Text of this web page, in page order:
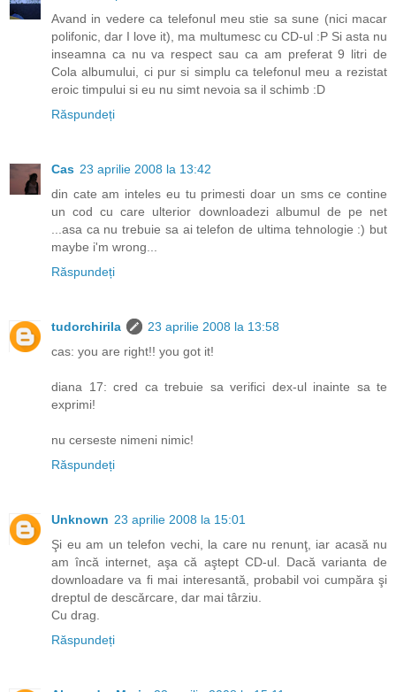
Avand in vedere ca telefonul meu stie sa sune (nici macar
polifonic, dar I love it), ma multumesc cu CD-ul :P Si asta nu
inseamna ca nu va respect sau ca am preferat 9 litri de
Cola albumului, ci pur si simplu ca telefonul meu a rezistat
eroic timpului si eu nu simt nevoia sa il schimb :D
Răspundeți
Cas 23 aprilie 2008 la 13:42
din cate am inteles eu tu primesti doar un sms ce contine
un cod cu care ulterior downloadezi albumul de pe net
...asa ca nu trebuie sa ai telefon de ultima tehnologie :) but
maybe i'm wrong...
Răspundeți
tudorchirila
23 aprilie 2008 la 13:58
cas: you are right!! you got it!
diana 17: cred ca trebuie sa verifici dex-ul inainte sa te
exprimi!
nu cerseste nimeni nimic!
Răspundeți
Unknown 23 aprilie 2008 la 15:01
Şi eu am un telefon vechi, la care nu renunţ, iar acasă nu
am încă internet, aşa că aştept CD-ul. Dacă varianta de
downloadare va fi mai interesantă, probabil voi cumpăra şi
dreptul de descărcare, dar mai târziu.
Cu drag.
Răspundeți